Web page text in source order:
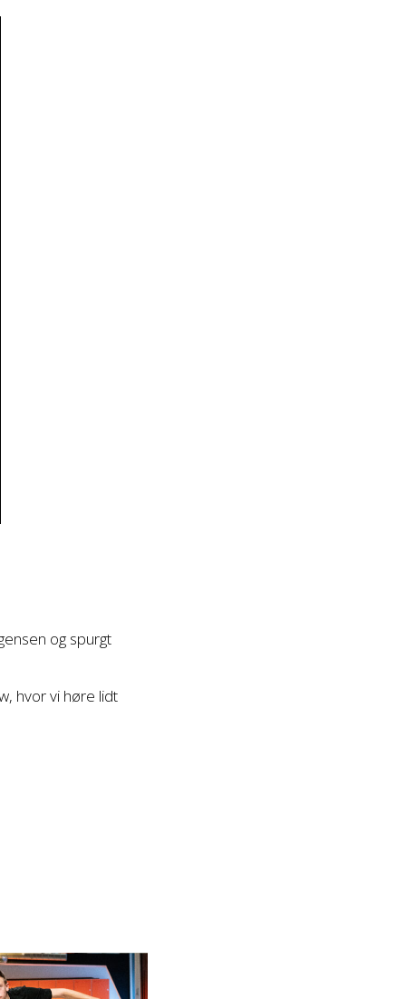
og spurgt
hvor vi høre lidt